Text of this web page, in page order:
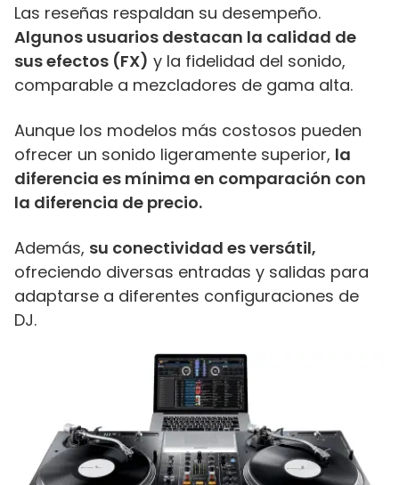
Las reseñas respaldan su desempeño.
Algunos usuarios destacan la calidad de
sus efectos (FX) y la fidelidad del sonido,
comparable a mezcladores de gama alta.
Aunque los modelos más costosos pueden
ofrecer un sonido ligeramente superior, la
diferencia es mínima en comparación con
la diferencia de precio.
Además, su conectividad es versátil,
ofreciendo diversas entradas y salidas para
adaptarse a diferentes configuraciones de
DJ.